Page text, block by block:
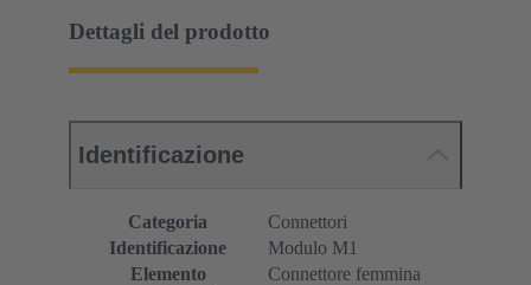
Dettagli del prodotto
Identificazione
Categoria
Connettori
Identificazione
Modulo M1
Elemento
Connettore femmina